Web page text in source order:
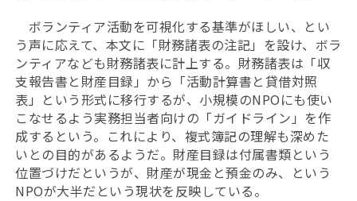
ボランティア活動を可視化する基準がほしい、とい
う声に応えて、本文に「財務諸表の注記」を設け、ボラ
ンティアなども財務諸表に計上する。財務諸表は「収
支報告書と財産目録」から「活動計算書と貸借対照
表」という形式に移行するが、小規模のNPOにも使い
こなせるよう実務担当者向けの「ガイドライン」を作
成するという。これにより、複式簿記の理解も深めた
いとの目的があるようだ。財産目録は付属書類という
位置づけだというが、財産が現金と預金のみ、という
NPOが大半だという現状を反映している。